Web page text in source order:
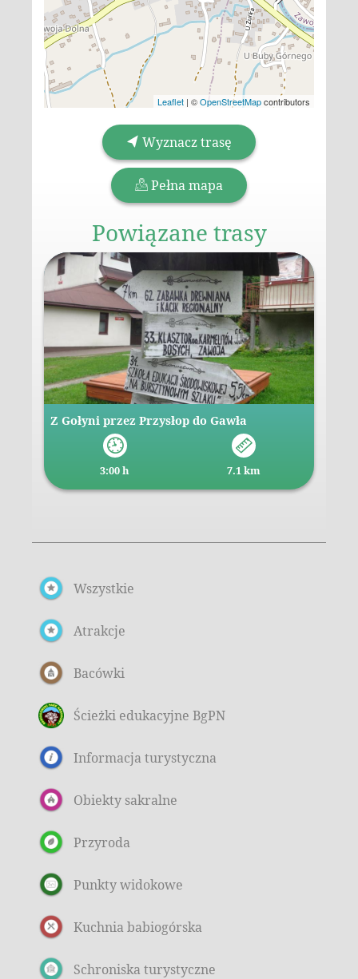
Leaflet | ©OpenStreetMapcontributors
Wyznacz trasę
Pełna mapa
Powiązane trasy
Z Gołyni przez Przysłop do Gawła
3:00 h 7.1 km
Wszystkie
Atrakcje
Bacówki
Ścieżki edukacyjne BgPN
Informacja turystyczna
Obiekty sakralne
Przyroda
Punkty widokowe
Kuchnia babiogórska
Schroniska turystyczne